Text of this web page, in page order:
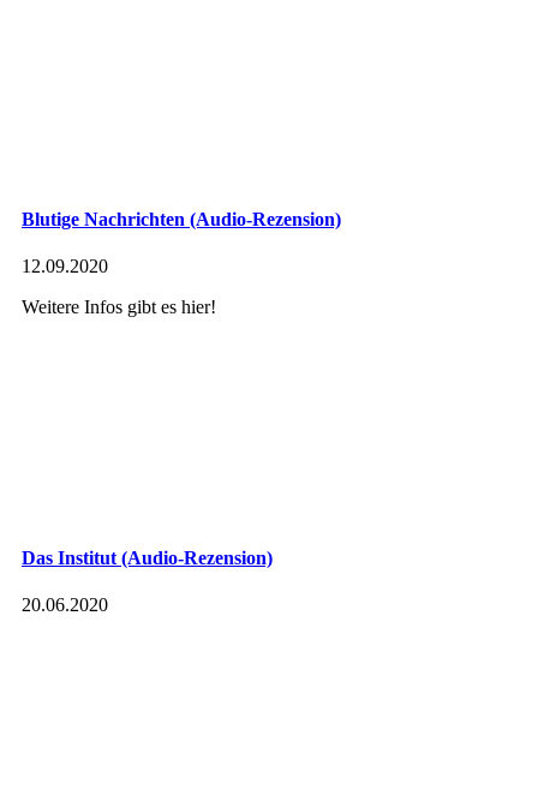
Blutige Nachrichten (Audio-Rezension)
12.09.2020
Weitere Infos gibt es hier!
Das Institut (Audio-Rezension)
20.06.2020